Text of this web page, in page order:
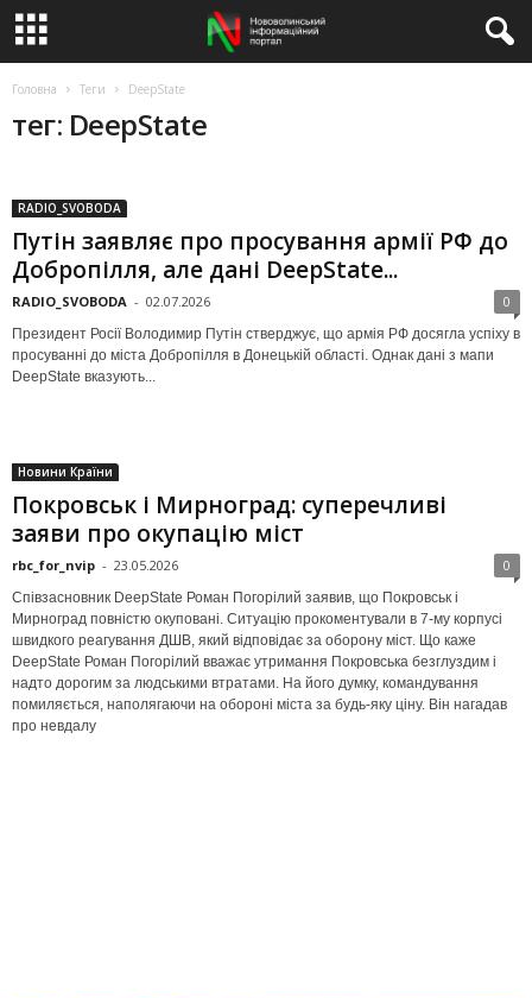
Головна Теги DeepState
тег: DeepState
RADIO_SVOBODA
Путін заявляє про просування армії РФ до
Добропілля, але дані DeepState...
RADIO_SVOBODA - 02.07.2026 0
Президент Росії Володимир Путін стверджує, що армія РФ досягла успіху в
просуванні до міста Добропілля в Донецькій області. Однак дані з мапи
DeepState вказують...
Новини Країни
Покровськ і Мирноград: суперечливі
заяви про окупацію міст
rbc_for_nvip - 23.05.2026 0
Співзасновник DeepState Роман Погорілий заявив, що Покровськ і
Мирноград повністю окуповані. Ситуацію прокоментували в 7-му корпусі
швидкого реагування ДШВ, який відповідає за оборону міст. Що каже
DeepState Роман Погорілий вважає утримання Покровська безглуздим і
надто дорогим за людськими втратами. На його думку, командування
помиляється, наполягаючи на обороні міста за будь-яку ціну. Він нагадав
про невдалу